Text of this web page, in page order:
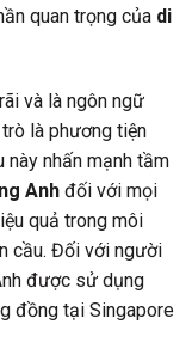
quan trọng của di
và là ngôn ngữ
là phương tiện
nhấn mạnh tầm
Anh đối với mọi
quả trong môi
cầu. Đối với người
được sử dụng
đồng tại Singapore